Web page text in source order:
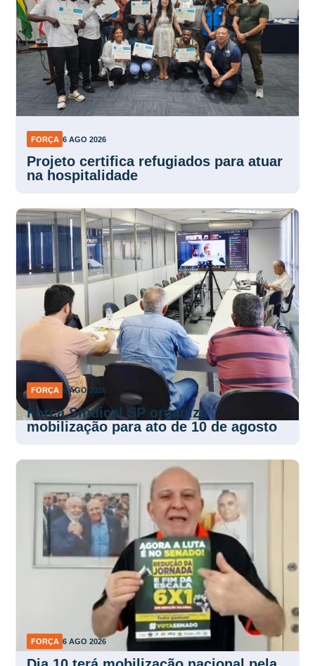
FORÇA 6 AGO 2026
Projeto certifica refugiados para atuar
na hospitalidade
FORÇA 6 AGO 2026
Força Sindical SP organiza
mobilização para ato de 10 de agosto
FORÇA 6 AGO 2026